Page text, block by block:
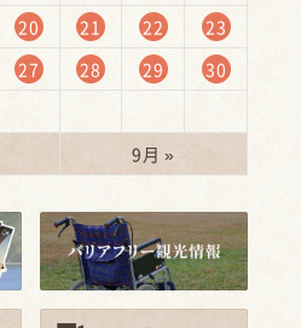
20 21 22
23
27 28 29
30
9月 »